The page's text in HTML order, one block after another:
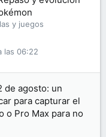
y juegos
las 06:22
de agosto: un
para capturar el
o Pro Max para no